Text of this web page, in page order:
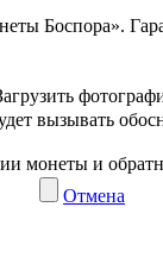
Боспора».
вызывать
монеты и
Отмена